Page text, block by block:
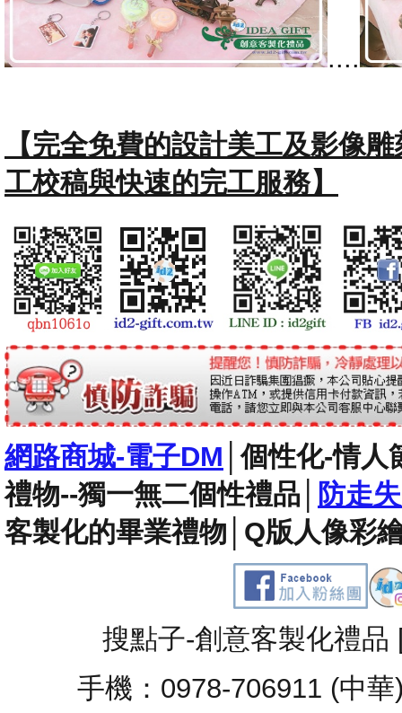
....
【完全免費的設計美工及影像
工校稿與快速的完工服務】
網路商城-電子DM │個性化-情人
禮物--獨一無二個性禮品
防走
客製化的畢業禮物 Q版人像彩
搜點子-創意客製化禮
手機：0978-706911 (中